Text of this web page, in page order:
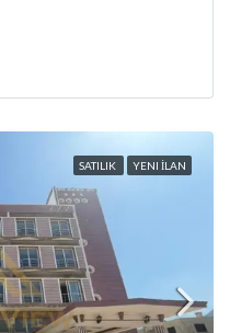
SATILIK YENI İLAN